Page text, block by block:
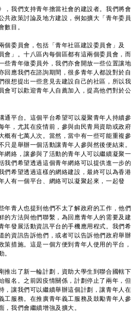
我們支持青年擔當社會的建設者。我們將會
共政策討論及地方建設，例如擴大「青年委員
數目。
委員會，包括「青年社區建設委員會」及
會」。十八區內每個區都有這兩個委員會，而
些青年做委員外，我們亦會開放一些位置讓地
回應我們在諮詢期間，很多青年人都說對於自
很想提出一些意見去建設自己的社區，所以我
會可以歡迎青年人自薦加入，提高他們對於公
平台。這個平台希望可以凝聚青年人持續參
年，尤其在疫情前，參與由民青局資助或政府
概有七萬人次。當然，當中有一些可能重複參
只是舉辦一個活動讓青年人參與然後便結束。
網絡，讓參與了活動的青年人可以繼續凝聚一
我們希望透過這個青年網絡可以提供進一步的
們希望透過這樣的網絡建設，最終可以為香港
人有一個平台、網絡可以凝聚起來，一起發
青人也提到他們不太了解政府的工作，他們
的方法與他們聯繫，為回應青年人的需要及建
年發展活動資訊平台的手機應用程式。我們希
的資訊告訴他們，或者可以告訴他們政府舉辦
策措施。這是一個方便到青年人使用的平台，
。
出了新一輪計劃，資助大學生到聯合國轄下
報名。之前因疫情關係，計劃停止了兩年，但
，讓我們可以繼續舉辦這個計劃，讓青年人在
工服務。在推廣青年義工服務及鼓勵青年人參
，我們會繼續增強及擴大。